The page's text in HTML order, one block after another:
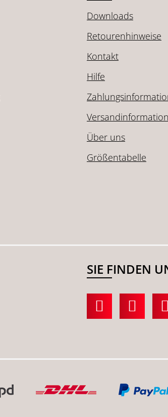
Downloads
Retourenhinweise
Kontakt
Hilfe
Über uns
Größentabelle
SIE FINDEN